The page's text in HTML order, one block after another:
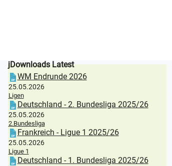
jDownloads Latest
WM Endrunde 2026
25.05.2026
Ligen
Deutschland - 2. Bundesliga 2025/26
25.05.2026
2.Bundesliga
Frankreich - Ligue 1 2025/26
25.05.2026
Ligue 1
Deutschland - 1. Bundesliga 2025/26